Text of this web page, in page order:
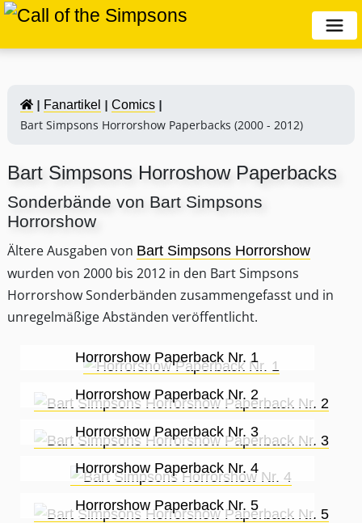
Fanartikel Comics
Bart Simpsons Horrorshow Paperbacks (2000 - 2012)
Bart Simpsons Horroshow Paperbacks
Sonderbände von Bart Simpsons
Horrorshow
Ältere Ausgaben von Bart Simpsons Horrorshow
wurden von 2000 bis 2012 in den Bart Simpsons
Horrorshow Sonderbänden zusammengefasst und in
unregelmäßige Abständen veröffentlicht.
Horrorshow Paperback Nr. 1
Horrorshow Paperback Nr. 2
Horrorshow Paperback Nr. 3
Horrorshow Paperback Nr. 4
Horrorshow Paperback Nr. 5